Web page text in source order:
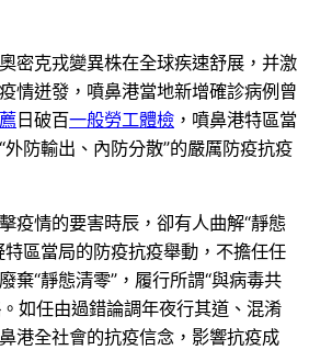
密克戎變異株在全球疾速舒展，并激
情迸發，噴鼻港當地新增確診病例曾
日破百一般勞工體檢 ，噴鼻港特區當
外防輸出、內防分散”的嚴厲防疫抗疫
疫情的要害時辰，卻有人曲解“靜態
特區當局的防疫抗疫舉動，不擔任任
棄“靜態清零”，履行所謂“與病毒共
。如任由過錯論調年夜行其道、混淆
港全社會的抗疫信念，影響抗疫成